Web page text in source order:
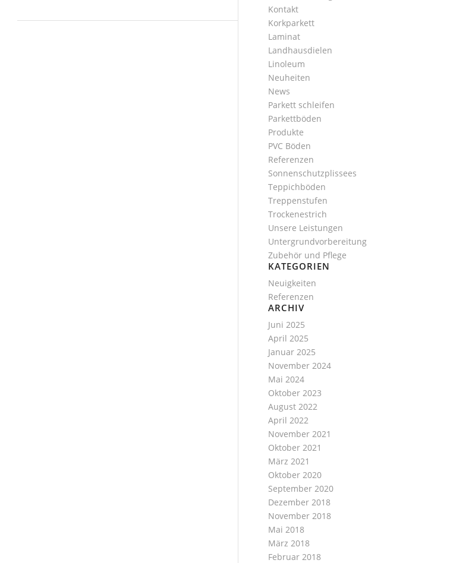
Kontakt
Korkparkett
Laminat
Landhausdielen
Linoleum
Neuheiten
News
Parkett schleifen
Parkettböden
Produkte
PVC Böden
Referenzen
Sonnenschutzplissees
Teppichböden
Treppenstufen
Trockenestrich
Unsere Leistungen
Untergrundvorbereitung
Zubehör und Pflege
KATEGORIEN
Neuigkeiten
Referenzen
ARCHIV
Juni 2025
April 2025
Januar 2025
November 2024
Mai 2024
Oktober 2023
August 2022
April 2022
November 2021
Oktober 2021
März 2021
Oktober 2020
September 2020
Dezember 2018
November 2018
Mai 2018
März 2018
Februar 2018